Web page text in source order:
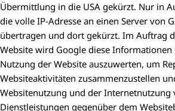
Übermittlung in die USA gekürzt. Nur in
die volle IP-Adresse an einen Server von
übertragen und dort gekürzt. Im Auftrag
Website wird Google diese
Nutzung der Website auszuwerten, um
Websiteaktivitäten zusammenzustellen
Websitenutzung und der Internetnutzung
Dienstleistungen gegenüber dem